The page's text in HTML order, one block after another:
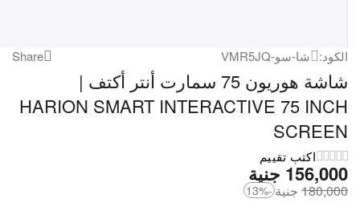
الكود: شا-سو-VMR5JQ Share
شاشة هوريون 75 سمارت أنتر أكتف |
HARION SMART INTERACTIVE 75 INCH
SCREEN
اكتب تقييم
جنية 156,000
جنية 180,000
-13%